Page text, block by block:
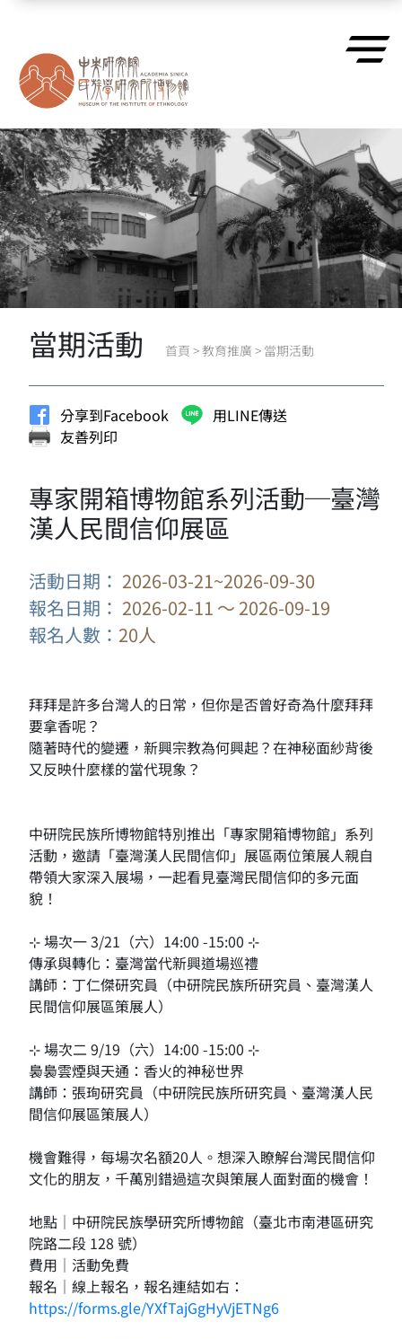
當期活動 首頁 >教育推廣 > 當期活動
分享到Facebook
用LINE傳送
友善列印
專家開箱博物館系列活動─臺灣
漢人民間信仰展區
活動日期： 2026-03-21~2026-09-30
報名日期： 2026-02-11 ～ 2026-09-19
報名人數： 20人
拜拜是許多台灣人的日常，但你是否曾好奇為什麼拜拜
要拿香呢？
隨著時代的變遷，新興宗教為何興起？在神秘面紗背後
又反映什麼樣的當代現象？
中研院民族所博物館特別推出「專家開箱博物館」系列
活動，邀請「臺灣漢人民間信仰」展區兩位策展人親自
帶領大家深入展場，一起看見臺灣民間信仰的多元面
貌！
⊹ 場次一 3/21（六）14:00 -15:00 ⊹
傳承與轉化：臺灣當代新興道場巡禮
講師：丁仁傑研究員（中研院民族所研究員、臺灣漢人
民間信仰展區策展人）
⊹ 場次二 9/19（六）14:00 -15:00 ⊹
裊裊雲煙與天通：香火的神秘世界
講師：張珣研究員（中研院民族所研究員、臺灣漢人民
間信仰展區策展人）
機會難得，每場次名額20人。想深入瞭解台灣民間信仰
文化的朋友，千萬別錯過這次與策展人面對面的機會！
地點｜中研院民族學研究所博物館（臺北市南港區研究
院路二段 128 號）
費用｜活動免費
報名｜線上報名，報名連結如右：
https://forms.gle/YXfTajGgHyVjETNg6